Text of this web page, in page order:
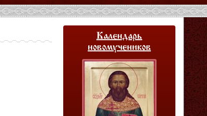
Календарь
новомучеников